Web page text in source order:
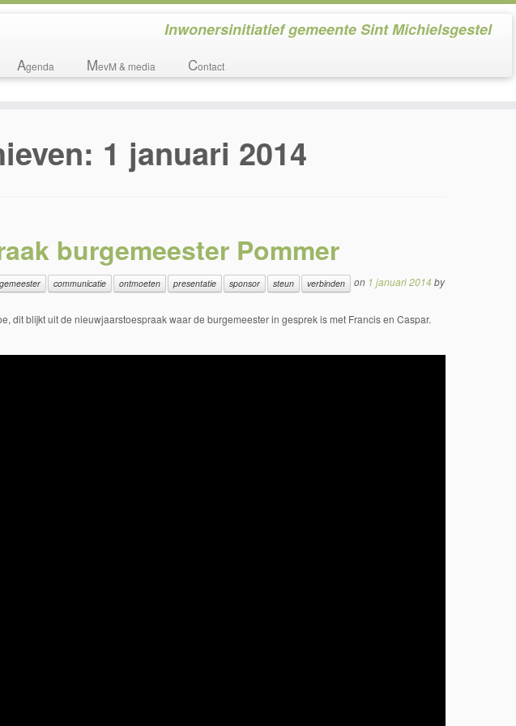
Inwonersinitiatief gemeente Sint Michielsgestel
Agenda MevM & media Contact
1 januari 2014
burgemeester Pommer
communicatie ontmoeten presentatie sponsor steun verbinden on 1 januari 2014 by
dit blijkt uit de nieuwjaarstoespraak waar de burgemeester in gesprek is met Francis en Caspar.